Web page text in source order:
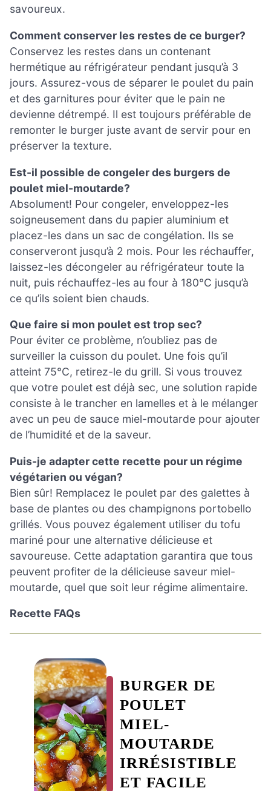
savoureux.
Comment conserver les restes de ce burger?
Conservez les restes dans un contenant
hermétique au réfrigérateur pendant jusqu’à 3
jours. Assurez-vous de séparer le poulet du pain
et des garnitures pour éviter que le pain ne
devienne détrempé. Il est toujours préférable de
remonter le burger juste avant de servir pour en
préserver la texture.
Est-il possible de congeler des burgers de
poulet miel-moutarde?
Absolument! Pour congeler, enveloppez-les
soigneusement dans du papier aluminium et
placez-les dans un sac de congélation. Ils se
conserveront jusqu’à 2 mois. Pour les réchauffer,
laissez-les décongeler au réfrigérateur toute la
nuit, puis réchauffez-les au four à 180°C jusqu’à
ce qu’ils soient bien chauds.
Que faire si mon poulet est trop sec?
Pour éviter ce problème, n’oubliez pas de
surveiller la cuisson du poulet. Une fois qu’il
atteint 75°C, retirez-le du grill. Si vous trouvez
que votre poulet est déjà sec, une solution rapide
consiste à le trancher en lamelles et à le mélanger
avec un peu de sauce miel-moutarde pour ajouter
de l’humidité et de la saveur.
Puis-je adapter cette recette pour un régime
végétarien ou végan?
Bien sûr! Remplacez le poulet par des galettes à
base de plantes ou des champignons portobello
grillés. Vous pouvez également utiliser du tofu
mariné pour une alternative délicieuse et
savoureuse. Cette adaptation garantira que tous
peuvent profiter de la délicieuse saveur miel-
moutarde, quel que soit leur régime alimentaire.
Recette FAQs
BURGER DE
POULET
MIEL-
MOUTARDE
IRRÉSISTIBLE
ET FACILE